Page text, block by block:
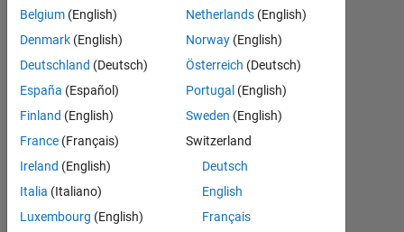
Dashboard
Statistik
MATLAB Answers
BEITRÄGE
3
Belgium (English)
Denmark (English)
Deutschland (Deutsch)
España (Español)
Finland (English)
France (Français)
Ireland (English)
Italia (Italiano)
Luxembourg (English)
Netherlands (English)
Norway (English)
Österreich (Deutsch)
Portugal (English)
Sweden (English)
Switzerland
Deutsch
English
Français